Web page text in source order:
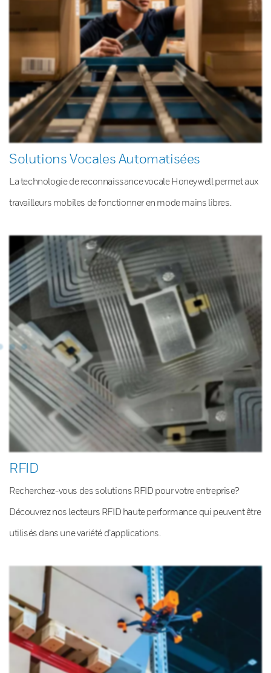
Solutions Vocales Automatisées
La technologie de reconnaissance vocale Honeywell permet aux
travailleurs mobiles de fonctionner en mode mains libres.
RFID
Recherchez-vous des solutions RFID pour votre entreprise?
Découvrez nos lecteurs RFID haute performance qui peuvent être
utilisés dans une variété d’applications.